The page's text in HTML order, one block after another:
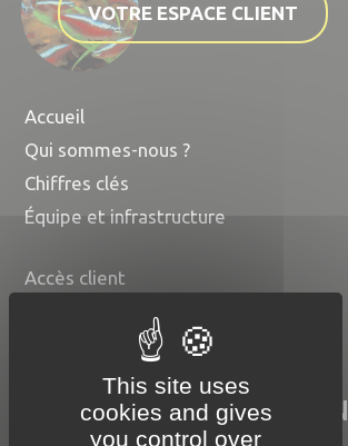
VOTRE ESPACE CLIENT
Accueil
Qui sommes-nous ?
Chiffres clés
Équipe et infrastructure
Accès client
Nos disponibilités
COMPTOIR DU POISSON
This site uses
cookies and gives
you control over